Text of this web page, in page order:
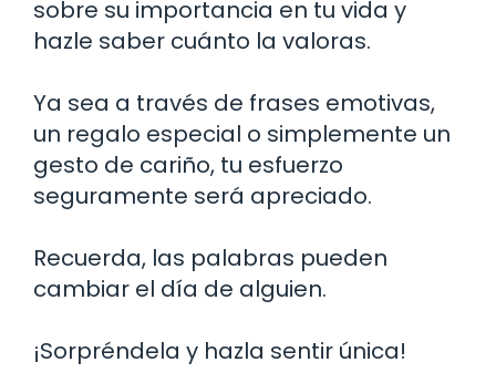
sobre su importancia en tu vida y
hazle saber cuánto la valoras.
Ya sea a través de frases emotivas,
un regalo especial o simplemente un
gesto de cariño, tu esfuerzo
seguramente será apreciado.
Recuerda, las palabras pueden
cambiar el día de alguien.
¡Sorpréndela y hazla sentir única!